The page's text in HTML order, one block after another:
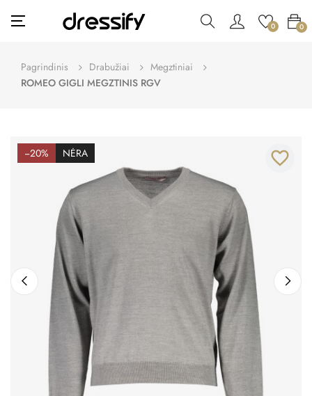
Toggle
navigation
☰ 0 0
Pagrindinis Drabužiai
Megztiniai
ROMEO GIGLI MEGZTINIS RGV
−20% NĖRA favorite_border